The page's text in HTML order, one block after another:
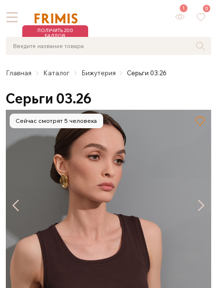
ПОЛУЧИТЬ 200
БАЛЛОВ
1 0
Главная Каталог Бижутерия Серьги 03.26
Серьги 03.26
Сейчас смотрят 5 человека